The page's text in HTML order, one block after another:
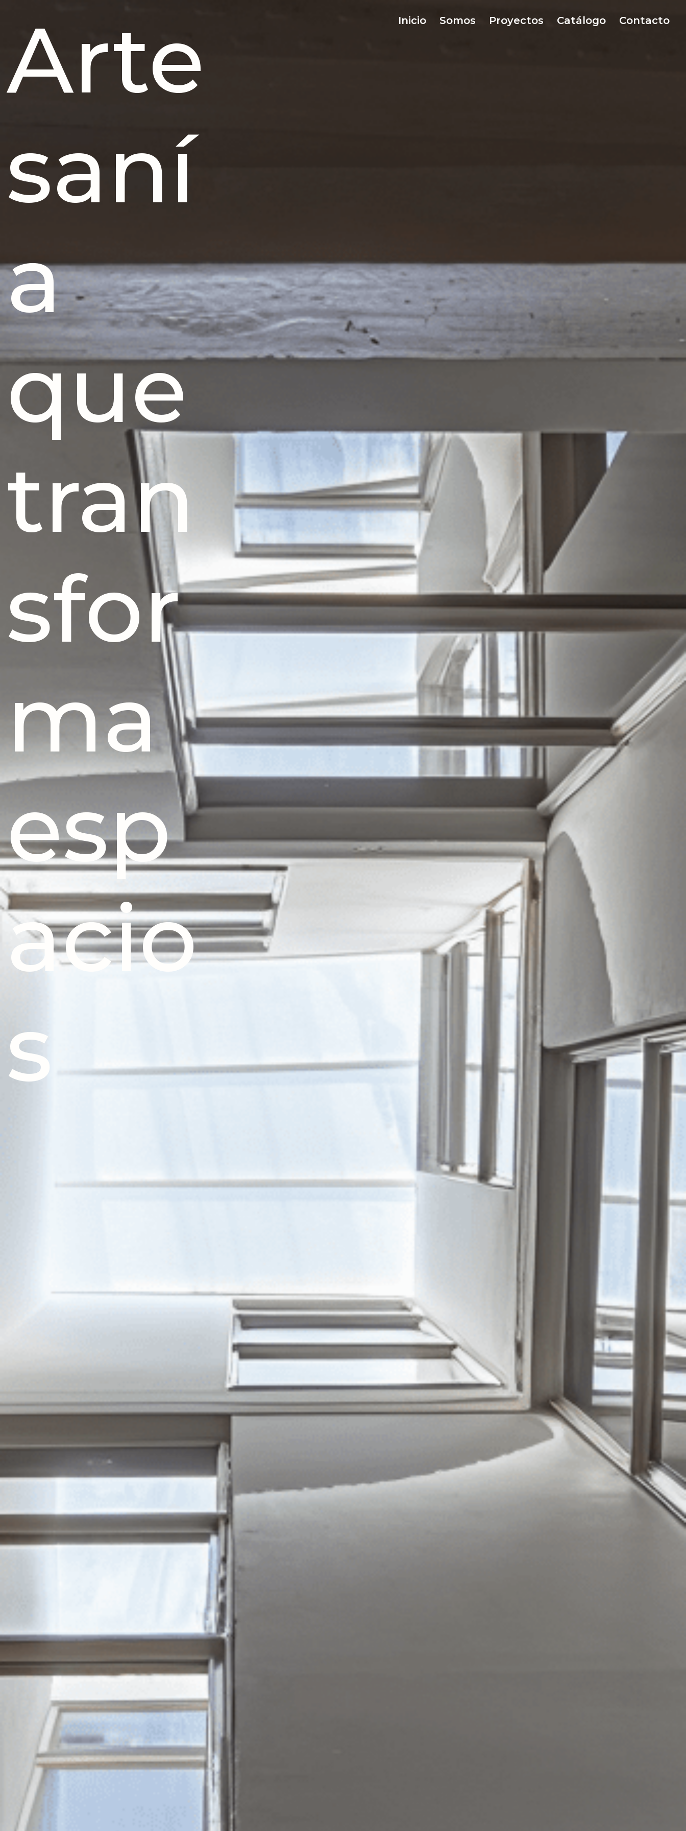
Inicio Somos Proyectos Catálogo Contacto
Arte
saní
a
que
tran
sfor
ma
esp
acio
s